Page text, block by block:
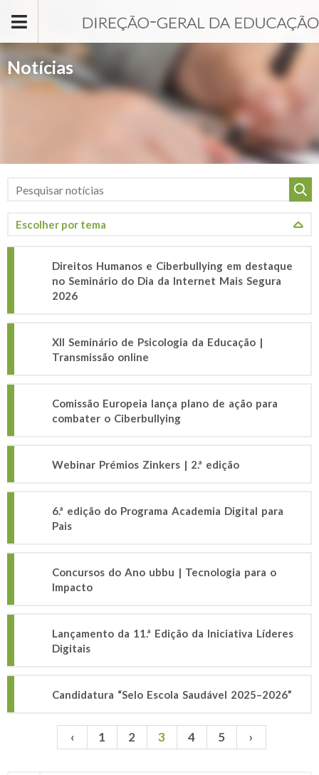
Notícias
Direitos Humanos e Ciberbullying em destaque
no Seminário do Dia da Internet Mais Segura
2026
XII Seminário de Psicologia da Educação |
Transmissão online
Comissão Europeia lança plano de ação para
combater o Ciberbullying
Webinar Prémios Zinkers | 2.ª edição
6.ª edição do Programa Academia Digital para
Pais
Concursos do Ano ubbu | Tecnologia para o
Impacto
Lançamento da 11.ª Edição da Iniciativa Líderes
Digitais
Candidatura “Selo Escola Saudável 2025–2026”
Páginas ‹ 1 2 3 4 5 ›